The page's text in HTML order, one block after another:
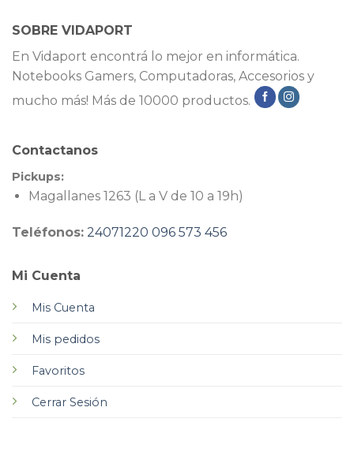
SOBRE VIDAPORT
En Vidaport encontrá lo mejor en informática.
Notebooks Gamers, Computadoras, Accesorios y
mucho más! Más de 10000 productos.
Mi Cuenta
Mis Cuenta
Mis pedidos
Favoritos
Cerrar Sesión
Contactanos
Pickups:
Magallanes 1263 (L a V de 10 a 19h)
Teléfonos: 24071220 096 573 456